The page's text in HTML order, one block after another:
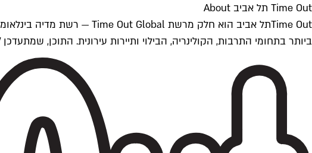
Time Out תל אביב About
ביותר בתחומי התרבות, הקולינריה, הבילוי ותיירות עירונית. התוכן, שמתעדכן 24/7, נכתב ונערך על ידי צוות עיתונאים מקצועי מקומי בישראל, בהתאם לסטנדרטים של Time Out העולמית.